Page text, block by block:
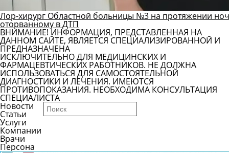
Лор-хирург Областной больницы №3 на протяжении
оторванному в ДТП
ВНИМАНИЕ! ИНФОРМАЦИЯ, ПРЕДСТАВЛЕННАЯ НА
ДАННОМ САЙТЕ, ЯВЛЯЕТСЯ СПЕЦИАЛИЗИРОВАННОЙ И
ПРЕДНАЗНАЧЕНА
ИСКЛЮЧИТЕЛЬНО ДЛЯ МЕДИЦИНСКИХ И
ФАРМАЦЕВТИЧЕСКИХ РАБОТНИКОВ. НЕ ДОЛЖНА
ИСПОЛЬЗОВАТЬСЯ ДЛЯ САМОСТОЯТЕЛЬНОЙ
ДИАГНОСТИКИ И ЛЕЧЕНИЯ. ИМЕЮТСЯ
ПРОТИВОПОКАЗАНИЯ. НЕОБХОДИМА КОНСУЛЬТАЦИЯ
СПЕЦИАЛИСТА
Новости
Статьи
Услуги
Компании
Врачи
Персона